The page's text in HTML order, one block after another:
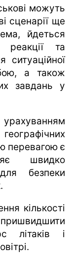
можуть
сценарії ще
йдеться
реакції та
ситуаційної
а також
завдань у
перевагою є
швидко
безпеки
кількості
літаків і